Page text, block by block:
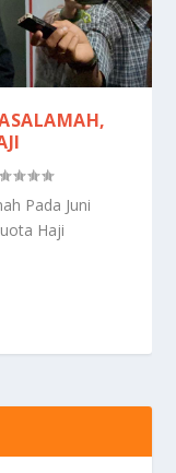
Pada Juni
Haji